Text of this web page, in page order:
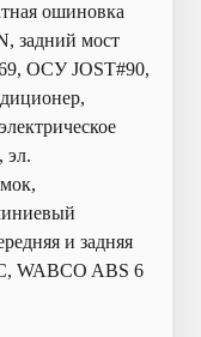
ошиновка
задний мост
ОСУ JOST#90,
эл.
и задняя
ABS 6